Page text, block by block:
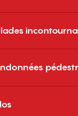
expositions,
Pyrénées-
temps forts
de
près de
notre
sorties
de